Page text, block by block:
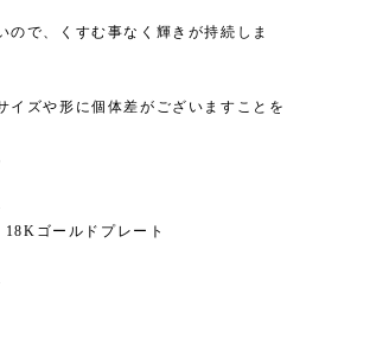
ので、くすむ事なく輝きが持続しま
ズや形に個体差がございますことを
ゴールドプレート